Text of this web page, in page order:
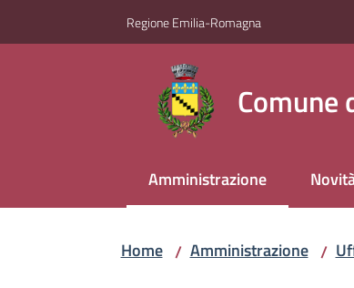
Regione Emilia-Romagna
Comune
Amministrazione
Menu selezionato
Home / Amministrazione /